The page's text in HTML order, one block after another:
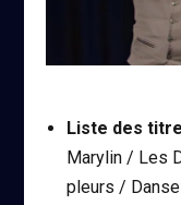
Liste des
Marylin / Les
pleurs /